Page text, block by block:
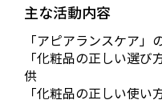
主な活動内容
「アピアランスケア」
「化粧品の正しい選び
供
「化粧品の正しい使い